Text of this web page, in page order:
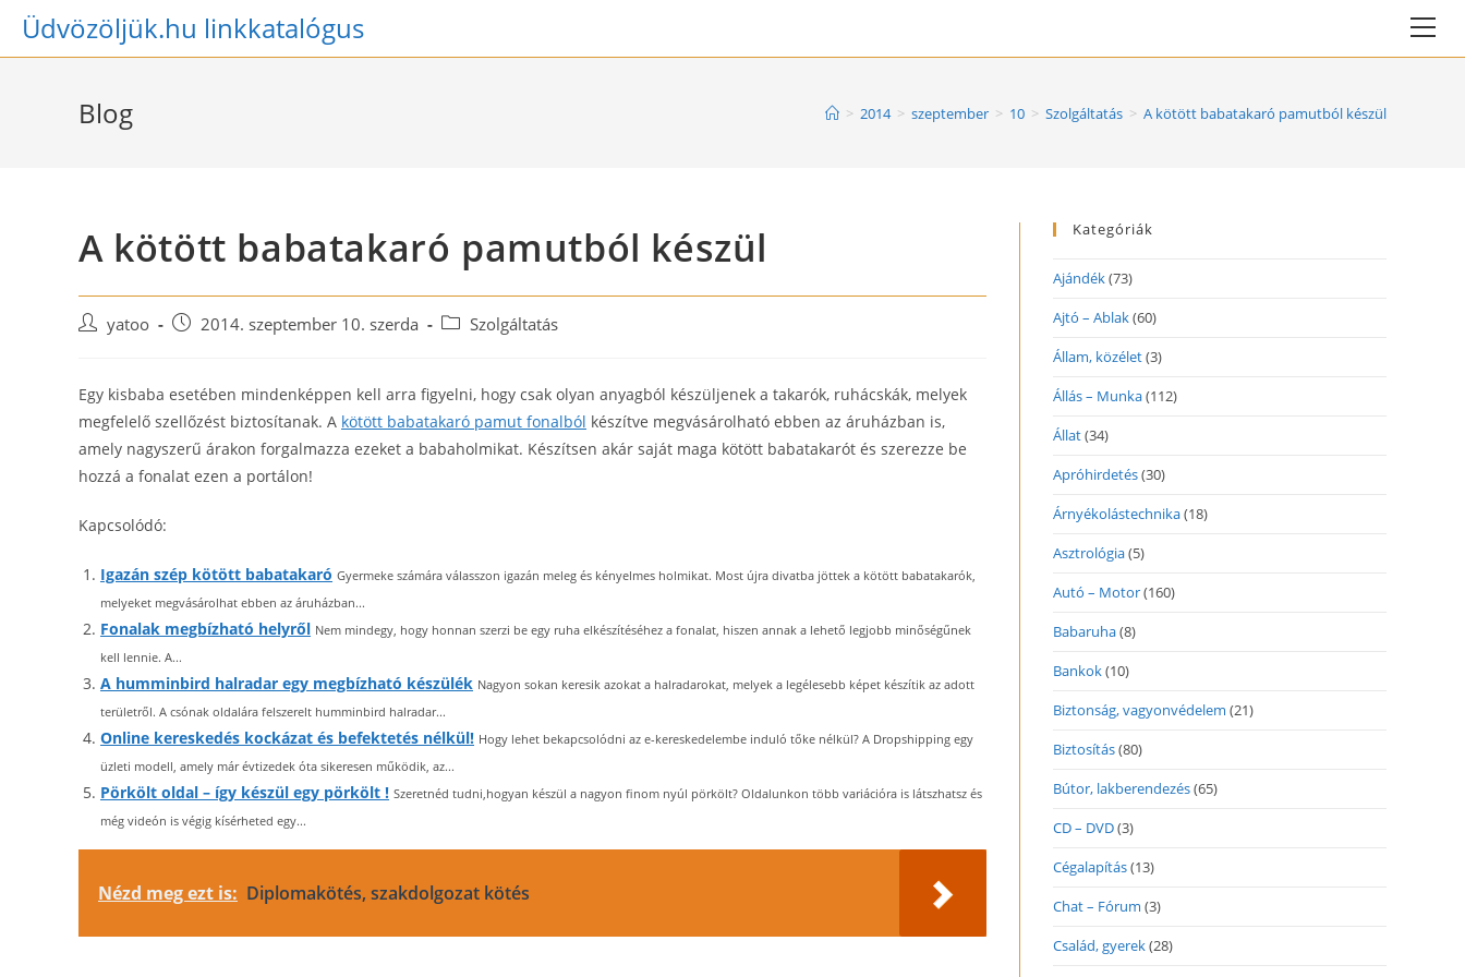
SkipÜdvözöljük.hu linkkatalógus
Blog > 2014 > szeptember > 10 > Szolgáltatás > A kötött babatakaró pamutból készül
A kötött babatakaró pamutból készül
Postyatoo
Post 2014. szeptember 10. szerda
PostSzolgáltatás
Egy kisbaba esetében mindenképpen kell arra figyelni, hogy csak olyan anyagból készüljenek a takarók, ruhácskák, melyek
megfelelő szellőzést biztosítanak. A kötött babatakaró pamut fonalból készítve megvásárolható ebben az áruházban is,
amely nagyszerű árakon forgalmazza ezeket a babaholmikat. Készítsen akár saját maga kötött babatakarót és szerezze be
hozzá a fonalat ezen a portálon!
Kapcsolódó:
Igazán szép kötött babatakaró Gyermeke számára válasszon igazán meleg és kényelmes holmikat. Most újra divatba jöttek a kötött babatakarók,
melyeket megvásárolhat ebben az áruházban...
Fonalak megbízható helyről Nem mindegy, hogy honnan szerzi be egy ruha elkészítéséhez a fonalat, hiszen annak a lehető legjobb minőségűnek
kell lennie. A...
A humminbird halradar egy megbízható készülék Nagyon sokan keresik azokat a halradarokat, melyek a legélesebb képet készítik az adott
területről. A csónak oldalára felszerelt humminbird halradar...
Online kereskedés kockázat és befektetés nélkül! Hogy lehet bekapcsolódni az e-kereskedelembe induló tőke nélkül? A Dropshipping egy
üzleti modell, amely már évtizedek óta sikeresen működik, az...
Pörkölt oldal – így készül egy pörkölt ! Szeretnéd tudni,hogyan készül a nagyon finom nyúl pörkölt? Oldalunkon több variációra is látszhatsz és
még videón is végig kísérheted egy...
Nézd meg ezt is: Diplomakötés, szakdolgozat kötés
Kategóriák
Ajándék(73)
Ajtó – Ablak(60)
Állam, közélet(3)
Állás – Munka(112)
Állat(34)
Apróhirdetés(30)
Árnyékolástechnika(18)
Asztrológia(5)
Autó – Motor(160)
Babaruha(8)
Bankok(10)
Biztonság, vagyonvédelem (21)
Biztosítás(80)
Bútor, lakberendezés(65)
CD – DVD(3)
Cégalapítás(13)
Chat – Fórum (3)
Család, gyerek(28)